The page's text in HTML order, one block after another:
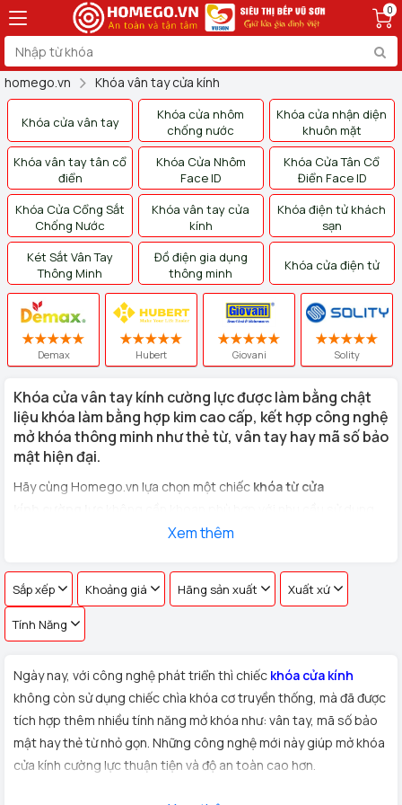
0
homego.vn Khóa vân tay cửa kính
Khóa cửa vân tay
Khóa cửa nhôm
chống nước
Khóa cửa nhận diện
khuôn mặt
Khóa vân tay tân cổ
điển
Khóa Cửa Nhôm
Face ID
Khóa Cửa Tân Cổ
Điển Face ID
Khóa Cửa Cổng Sắt
Chống Nước
Khóa vân tay cửa
kính
Khóa điện tử khách
sạn
Két Sắt Vân Tay
Thông Minh
Đồ điện gia dụng
thông minh
Khóa cửa điện tử
Demax Hubert Giovani Solity
Khóa cửa vân tay kính cường lực được làm bằng chật
liệu khóa làm bằng hợp kim cao cấp, kết hợp công nghệ
mở khóa thông minh như thẻ từ, vân tay hay mã số bảo
mật hiện đại.
Hãy cùng Homego.vn lựa chọn một chiếc khóa từ cửa
cửa kính văn phòng, cửa hàng, nhà riêng
Xem thêm
Sắp xếp Khoảng giá Hãng sản xuất Xuất xứ
Tính Năng
Ngày nay, với công nghệ phát triển thì chiếc khóa cửa kính
không còn sử dụng chiếc chìa khóa cơ truyền thống, mà đã được
tích hợp thêm nhiều tính năng mở khóa như: vân tay, mã số bảo
mật hay thẻ từ nhỏ gọn. Những công nghệ mới này giúp mở khóa
cửa kính cường lực thuận tiện và độ an toàn cao hơn.